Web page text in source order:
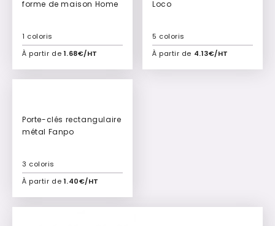
forme de maison Home
À partir de 1.68€/HT
1 coloris
Ajouter à mon devis
Loco
À partir de 4.13€/HT
5 coloris
Ajouter à mon devis
Porte-clés rectangulaire
métal Fanpo
À partir de 1.40€/HT
3 coloris
Ajouter à mon devis